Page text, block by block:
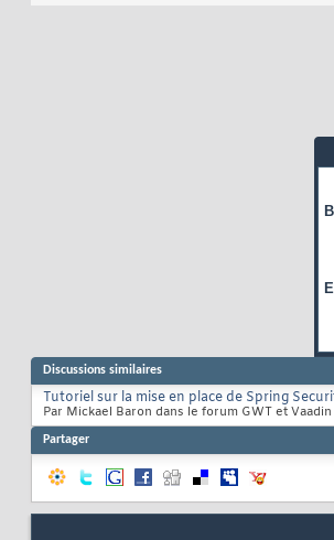
Discussions similaires
Tutoriel sur la mise en place de Spring
Par Mickael Baron dans le forum GWT et Vaadin
Partager